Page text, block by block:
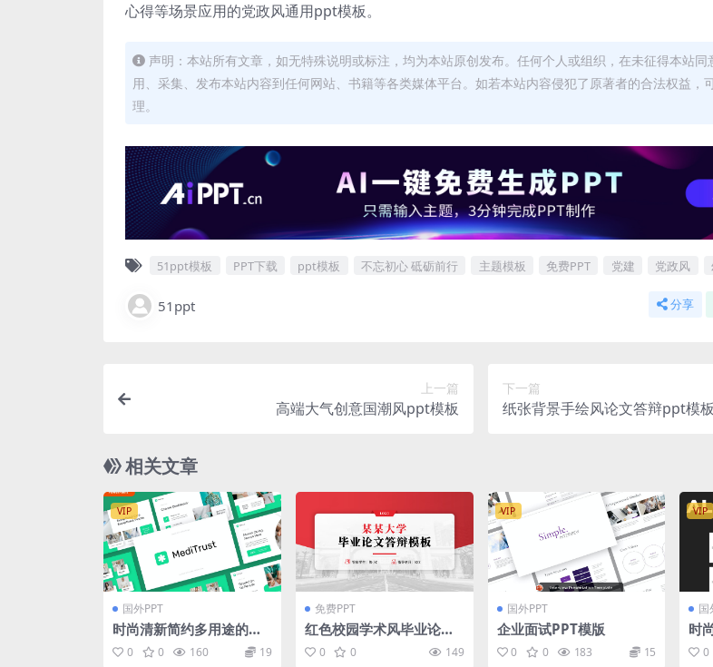
心得等场景应用的党政风通用ppt模板。
声明：本站所有文章，如无特殊说明或标注，均为本站原创发布。任何个人或组织，在未征得本站同
用、采集、发布本站内容到任何网站、书籍等各类媒体平台。如若本站内容侵犯了原著者的合法权益，
理。
51ppt模板 PPT下载 ppt模板 不忘初心 砥砺前行 主题模板 免费PPT 党建 党政风
51ppt 分享
上一篇
高端大气创意国潮风ppt模板
下一篇
纸张背景手绘风论文答辩ppt模板
相关文章
VIP
国外PPT
时尚清新简约多用途的医
疗powerpoint幻灯片演
示模板（pptx）
0 0 160 19
免费PPT
红色校园学术风毕业论文
答辩通用ppt模板
0 0 149
VIP
国外PPT
企业面试PPT模版
0 0 183 15
VIP
国
时
0